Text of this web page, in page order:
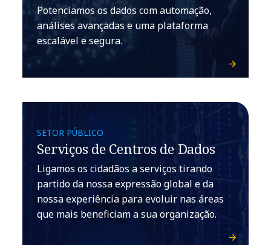
Potenciamos os dados com automação,
análises avançadas e uma plataforma
escalável e segura.
SETOR PÚBLICO
Serviços de Centros de Dados
Ligamos os cidadãos a serviços tirando
partido da nossa expressão global e da
nossa experiência para evoluir nas áreas
que mais beneficiam a sua organização.